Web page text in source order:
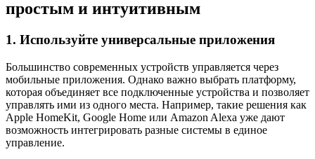
простым и интуитивным
1. Используйте универсальные приложения
Большинство современных устройств управляется через
мобильные приложения. Однако важно выбрать платформу,
которая объединяет все подключенные устройства и позволяет
управлять ими из одного места. Например, такие решения как
Apple HomeKit, Google Home или Amazon Alexa уже дают
возможность интегрировать разные системы в единое
управление.